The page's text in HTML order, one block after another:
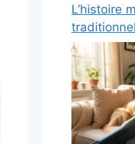
L’histoire